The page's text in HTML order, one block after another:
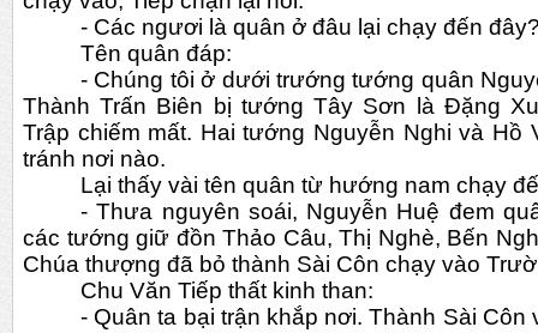
- Các ngươi là quân ở đâu lại chạy đến
Tên quân đáp:
- Chúng tôi ở dưới trướng tướng quân
Thành Trấn Biên bị tướng Tây Sơn là Đặng
Trập chiếm mất. Hai tướng Nguyễn Nghi và Hồ
tránh nơi nào.
Lại thấy vài tên quân từ hướng nam chạy
- Thưa nguyên soái, Nguyễn Huệ đem
các tướng giữ đồn Thảo Câu, Thị Nghè, Bến
Chúa thượng đã bỏ thành Sài Côn chạy vào
Chu Văn Tiếp thất kinh than:
- Quân ta bại trận khắp nơi. Thành Sài Côn